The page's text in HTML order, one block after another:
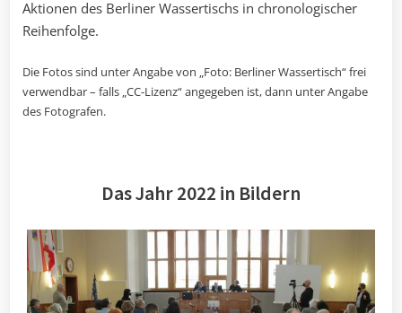
Aktionen des Berliner Wassertischs in chronologischer
Reihenfolge.
Die Fotos sind unter Angabe von „Foto: Berliner Wassertisch“ frei
verwendbar – falls „CC-Lizenz“ angegeben ist, dann unter Angabe
des Fotografen.
Das Jahr 2022 in Bildern